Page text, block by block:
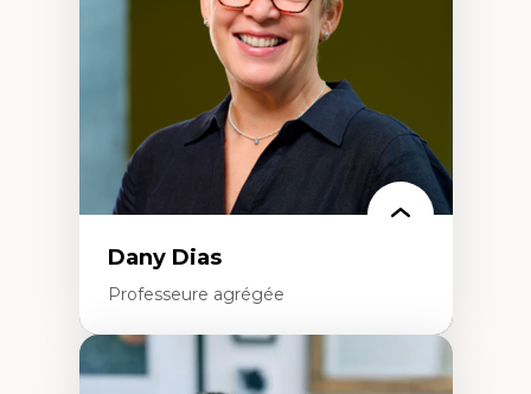
Mouvements sociaux
Théories de l’État
Dany Dias
Professeure agrégée
Expertises